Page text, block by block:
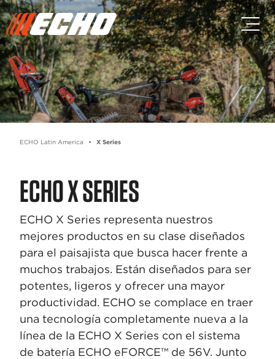
Skip to main content
Skip to footer content
ECHO Latin America X Series
ECHO X SERIES
ECHO X Series representa nuestros
mejores productos en su clase diseñados
para el paisajista que busca hacer frente a
muchos trabajos. Están diseñados para ser
potentes, ligeros y ofrecer una mayor
productividad. ECHO se complace en traer
una tecnología completamente nueva a la
línea de la ECHO X Series con el sistema
de batería ECHO eFORCE™ de 56V. Junto